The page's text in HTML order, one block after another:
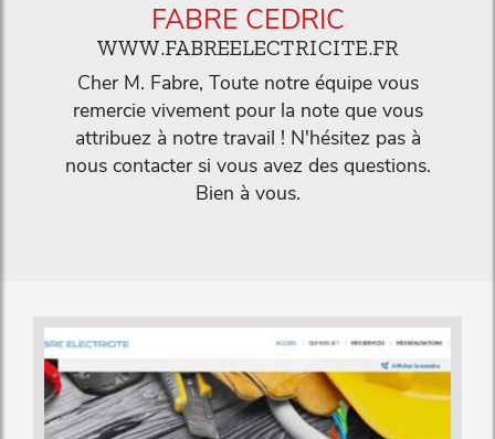
FABRE CEDRIC
WWW.FABREELECTRICITE.FR
Cher M. Fabre, Toute notre équipe vous
remercie vivement pour la note que vous
attribuez à notre travail ! N'hésitez pas à
nous contacter si vous avez des questions.
Bien à vous.